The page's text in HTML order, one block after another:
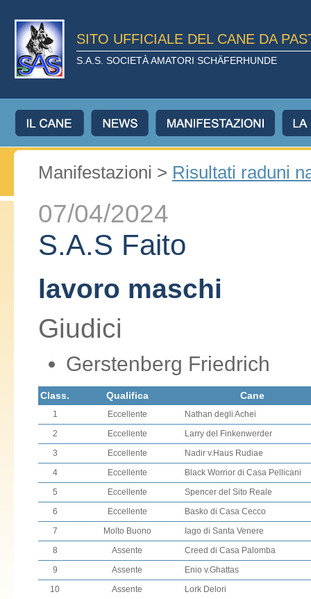
SITO UFFICIALE DEL CANE DA
S.A.S. SOCIETÀ AMATORI SCHÄFERHUNDE
Manifestazioni > Risultati raduni
07/04/2024
S.A.S Faito
lavoro maschi
Giudici
Gerstenberg Friedrich
Class. Qualifica Cane
1 Eccellente
Nathan degli Achei
2
Eccellente
Larry del Finkenwerder
3
Eccellente
Nadir v.Haus Rudiae
4
Eccellente
Black Worrior di Casa Pellicani
5
Eccellente
Spencer del Sito Reale
6
Eccellente
Basko di Casa Cecco
7
Molto Buono
Iago di Santa Venere
8
Assente
Creed di Casa Palomba
9
Assente
Enio v.Ghattas
10
Assente
Lork Delori